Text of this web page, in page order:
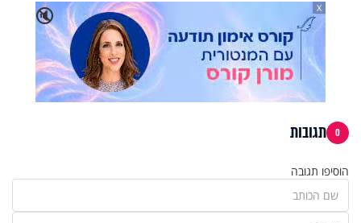
🔇
X
0 תגובות
הוסיפו תגובה